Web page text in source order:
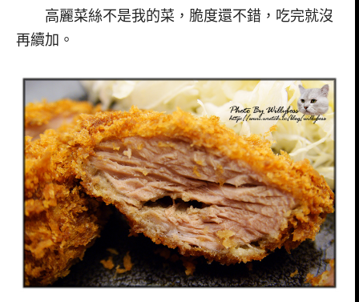
高麗菜絲不是我的菜，脆度還不錯，吃完就沒
再續加。